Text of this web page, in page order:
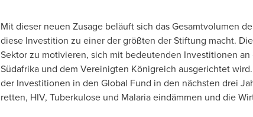
Mit dieser neuen Zusage beläuft sich das Gesamtvolumen
diese Investition zu einer der größten der Stiftung macht.
Sektor zu motivieren, sich mit bedeutenden Investitionen
Südafrika und dem Vereinigten Königreich ausgerichtet
der Investitionen in den Global Fund in den nächsten drei
retten, HIV, Tuberkulose und Malaria eindämmen und die